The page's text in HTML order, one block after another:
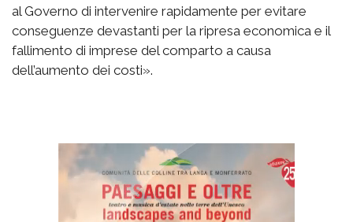
al Governo di intervenire rapidamente per evitare
conseguenze devastanti per la ripresa economica e il
fallimento di imprese del comparto a causa
dell’aumento dei costi».